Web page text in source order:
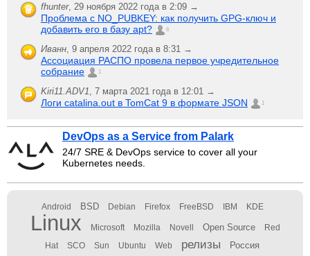
fhunter, 29 ноября 2022 года в 2:09 →
Проблема с NO_PUBKEY: как получить GPG-ключ и
добавить его в базу apt?
6
Иванн, 9 апреля 2022 года в 8:31 →
Ассоциация РАСПО провела первое учредительное
собрание
1
Kiri11.ADV1, 7 марта 2021 года в 12:01 →
Логи catalina.out в TomCat 9 в формате JSON 1
DevOps as a Service from Palark
24/7 SRE & DevOps service to cover all your
Kubernetes needs.
Android BSD Debian Firefox FreeBSD IBM KDE
Linux Microsoft Mozilla Novell Open Source Red
Hat SCO Sun Ubuntu Web релизы Россия